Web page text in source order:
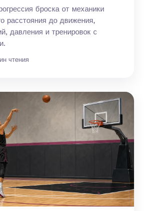
броска от механики
расстояния до движения,
давления и тренировок с
чтения